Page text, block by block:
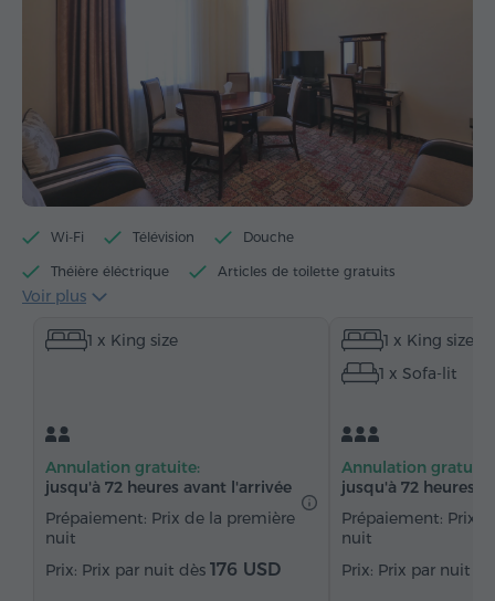
Wi-Fi Télévision Douche
Théière éléctrique Articles de toilette gratuits
Serviettes
Sèche-cheveux Armoire
Téléphone Service de réveil
Chaînes satellite Moquette Réfrigérateur
Thé/Café Fer à repasser avec planche (sur demande)
Voir plus
1 x King size
Annulation gratuite:
jusqu'à 72 heures avant l'arrivée
Prépaiement: Prix de la première
nuit
Prix par nuit dès 176 USD
1 x King size
1 x Sofa-lit
Annulation gratuite:
jusqu'à 72 heures
Prépaiement: Prix
nuit
Prix par nuit